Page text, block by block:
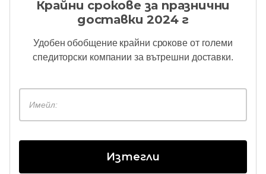
Крайни срокове за празнични
доставки 2024 г
Удобенобобщениекрайни срокове от големи
спедиторски компании за вътрешни доставки.
Изтегли